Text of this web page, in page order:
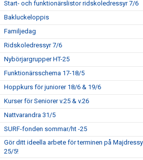
Start- och funktionärslistor ridskoledressyr 7/6
Bakluckeloppis
Familjedag
Ridskoledressyr 7/6
Nybörjargrupper HT-25
Funktionärsschema 17-18/5
Hoppkurs för juniorer 18/6 & 19/6
Kurser för Seniorer v.25 & v.26
Nattvarandra 31/5
SURF-fonden sommar/ht -25
Gör ditt ideella arbete för terminen på
25/5!